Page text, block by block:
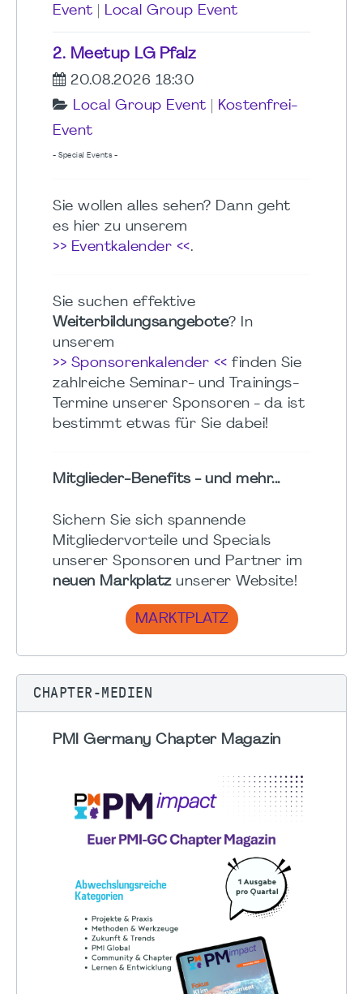
Event
Local Group Event
2. Meetup LG Pfalz
20.08.2026 18:30
Local Group Event
Kostenfrei-
Event
- Special Events -
Sie wollen alles sehen? Dann geht
es hier zu unserem
>> Eventkalender <<.
Sie suchen effektive
Weiterbildungsangebote? In
unserem
>> Sponsorenkalender << finden Sie
zahlreiche Seminar- und Trainings-
Termine unserer Sponsoren - da ist
bestimmt etwas für Sie dabei!
Mitglieder-Benefits - und mehr...
Sichern Sie sich spannende
Mitgliedervorteile und Specials
unserer Sponsoren und Partner im
neuen Markplatzunserer Website!
MARKTPLATZ
CHAPTER-MEDIEN
PMI Germany Chapter Magazin